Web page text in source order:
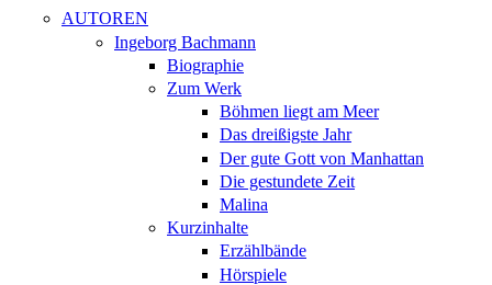
AUTOREN
Ingeborg Bachmann
Biographie
Zum Werk
Böhmen liegt am Meer
Das dreißigste Jahr
Der gute Gott von Manhattan
Die gestundete Zeit
Malina
Kurzinhalte
Erzählbände
Hörspiele